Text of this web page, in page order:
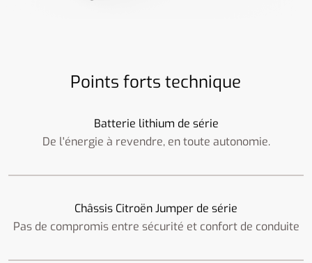
Points forts technique
Batterie lithium de série
De l'énergie à revendre, en toute autonomie.
Châssis Citroën Jumper de série
Pas de compromis entre sécurité et confort de conduite